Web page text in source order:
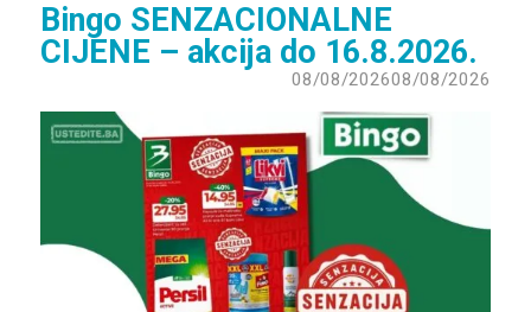
Bingo SENZACIONALNE
CIJENE – akcija do 16.8.2026.
08/08/202608/08/2026